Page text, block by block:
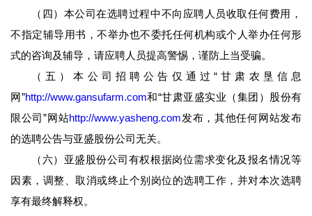
（四）本公司在选聘过程中不向应聘人员收取任何费用，
不指定辅导用书，不举办也不委托任何机构或个人举办任何形
式的咨询及辅导，请应聘人员提高警惕，谨防上当受骗。
（五）本公司招聘公告仅通过“甘肃农垦信息
网”http://www.gansufarm.com和“甘肃亚盛实业（集团）股份有
限公司”网站http://www.yasheng.com发布，其他任何网站发布
的选聘公告与亚盛股份公司无关。
（六）亚盛股份公司有权根据岗位需求变化及报名情况等
因素，调整、取消或终止个别岗位的选聘工作，并对本次选聘
享有最终解释权。